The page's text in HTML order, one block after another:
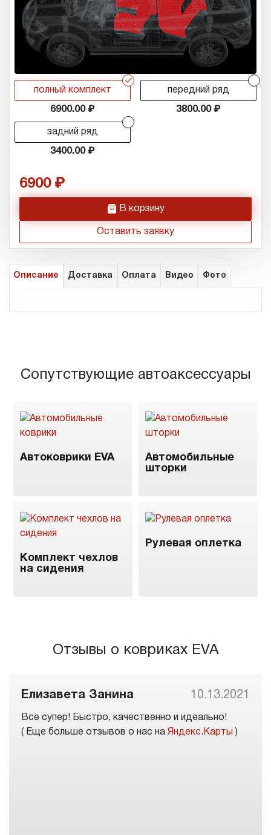
r
полный комплект
6900.00
передний ряд
3800.00
задний ряд
3400.00
6900
h В корзину
Оставить заявку
Описание Доставка Оплата Видео Фото
Сопутствующие автоаксессуары
Автоковрики EVA
Автомобильные
шторки
Комплект чехлов
на сидения
Рулевая оплетка
Отзывы о ковриках EVA
Елизавета Занина 10.13.2021
Все супер! Быстро, качественно и идеально!
( Еще больше отзывов о нас на Яндекс.Карты )